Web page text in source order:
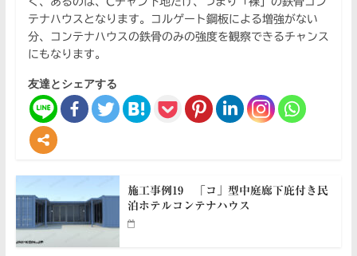
テナハウスとなります。コルゲート鋼板による増強がない
分、コンテナハウスの鉄骨のみの強度を観察できるチャンス
にもなります。
友達とシェアする
施工事例19 「コ」型中庭廊下庇付き民
泊ホテルコンテナハウス